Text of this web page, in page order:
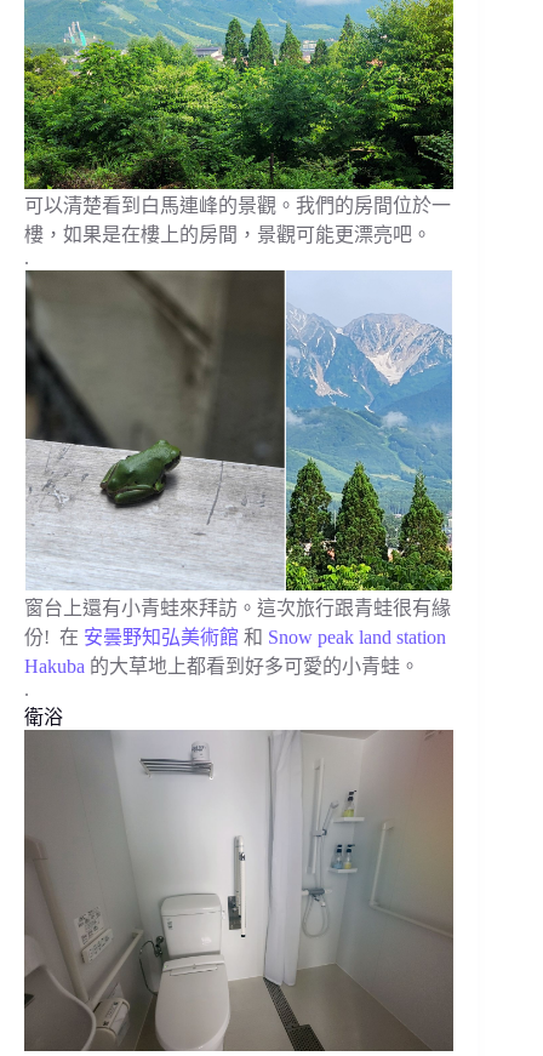
可以清楚看到白馬連峰的景觀。我們的房間位於一
樓，如果是在樓上的房間，景觀可能更漂亮吧。
.
窗台上還有小青蛙來拜訪。這次旅行跟青蛙很有緣
份! 在 安曇野知弘美術館 和 Snow peak land station
Hakuba 的大草地上都看到好多可愛的小青蛙。
.
衛浴